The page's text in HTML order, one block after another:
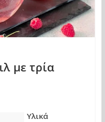
με τρία
Υλικά